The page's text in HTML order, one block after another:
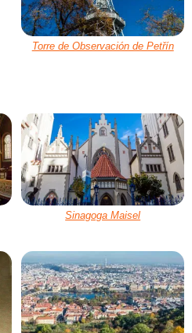
Torre de Observación de Petřín
Sinagoga Maisel